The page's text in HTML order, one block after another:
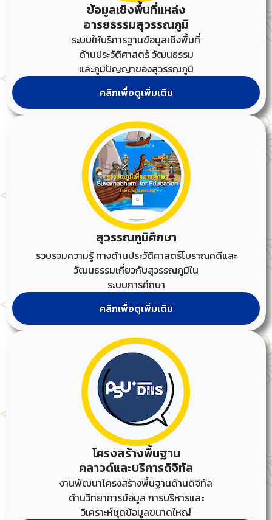
ข้อมูลเชิงพื้นที่แหล่ง
อารยธรรมสุวรรณภูมิ
ระบบให้บริการฐานข้อมูลเชิงพื้นที่
ด้านประวัติศาสตร์ วัฒนธรรม
และภูมิปัญญาของสุวรรณภูมิ
คลิกเพื่อดูเพิ่มเติม
สุวรรณภูมิศึกษา
รวบรวมความรู้ ทางด้านประวัติศาสตร์โบราณคดีและ
วัฒนธรรมเกี่ยวกับสุวรรณภูมิใน
ระบบการศึกษา
คลิกเพื่อดูเพิ่มเติม
โครงสร้างพื้นฐาน
คลาวด์และบริการดิจิทัล
งานพัฒนาโครงสร้างพื้นฐานด้านดิจิทัล
ด้านวิทยาการข้อมูล การบริหารและ
วิเคราะห์ชุดข้อมูลขนาดใหญ่